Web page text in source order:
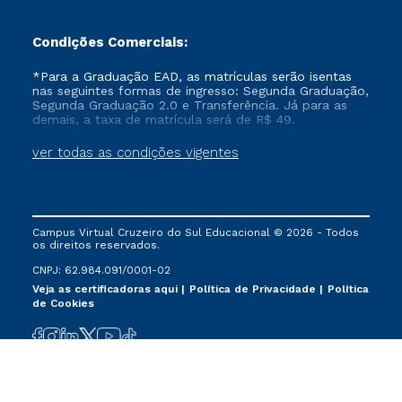
Condições Comerciais:
ver todas as condições vigentes
*Para a Graduação EAD, as matrículas serão isentas
nas seguintes formas de ingresso: Segunda Graduação,
Segunda Graduação 2.0 e Transferência. Já para as
demais, a taxa de matrícula será de R$ 49.
Campus Virtual Cruzeiro do Sul Educacional © 2026 - Todos
os direitos reservados.
CNPJ: 62.984.091/0001-02
Veja as certificadoras aqui
Política de Privacidade
Política
de Cookies